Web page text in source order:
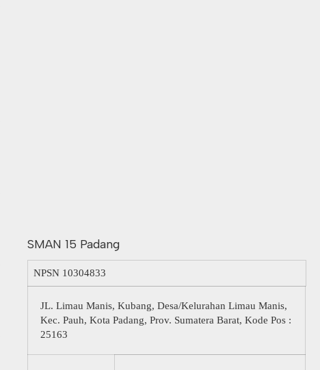
SMAN 15 Padang
NPSN 10304833
JL. Limau Manis, Kubang, Desa/Kelurahan Limau Manis,
Kec. Pauh, Kota Padang, Prov. Sumatera Barat, Kode Pos :
25163